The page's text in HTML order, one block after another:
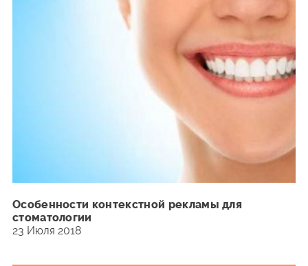
Особенности контекстной рекламы для
стоматологии
23 Июля 2018